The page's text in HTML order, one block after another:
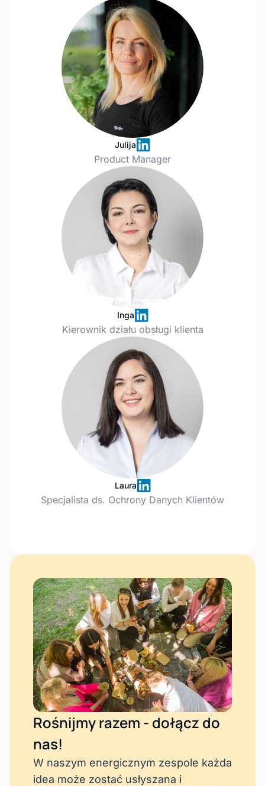
Julija
Product Manager
Inga
Kierownik działu obsługi klienta
Laura
Specjalista ds. Ochrony Danych Klientów
Rośnijmy razem - dołącz do
nas!
W naszym energicznym zespole każda
idea może zostać usłyszana i